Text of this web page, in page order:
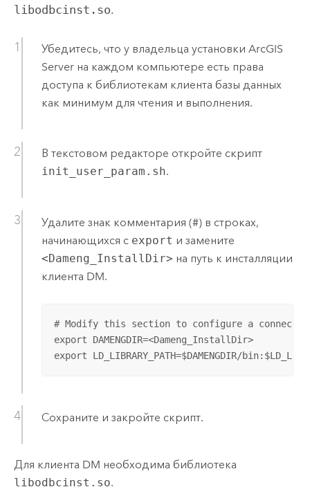
libodbcinst.so.
Убедитесь, что у владельца установки ArcGIS
Serverна каждом компьютере есть права
доступа к библиотекам клиента базы данных
как минимум для чтения и выполнения.
В текстовом редакторе откройте скрипт
init_user_param.sh.
Удалите знак комментария (#) в строках,
начинающихся с export и замените
<Dameng_InstallDir> на путь к инсталляции
клиента DM.
# Modify this section to configure a
export DAMENGDIR=<Dameng_InstallDir>
export LD_LIBRARY_PATH=$DAMENGDIR/
Сохраните и закройте скрипт.
Для клиента DM необходима библиотека
libodbcinst.so.